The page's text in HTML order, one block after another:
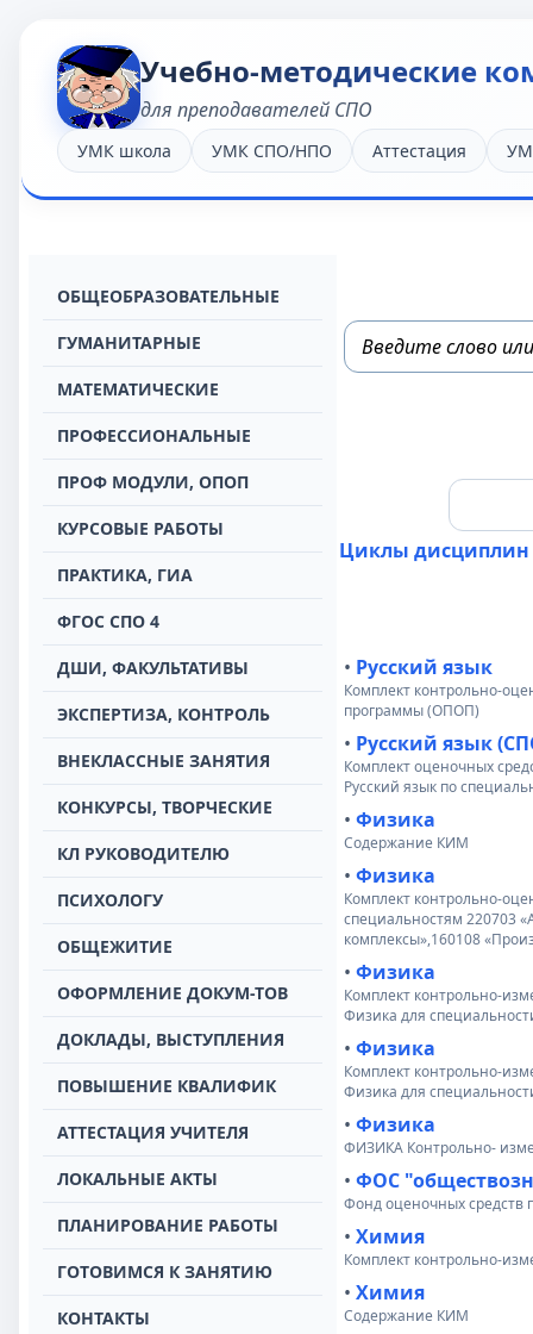
Учебно-методические
для преподавателей СПО
УМК школа УМК СПО/НПО Аттестация
OБЩЕОБРАЗОВАТЕЛЬНЫЕ
ГУМАНИТАРНЫЕ
МАТЕМАТИЧЕСКИЕ
ПРОФЕССИОНАЛЬНЫЕ
ПРОФ МОДУЛИ, ОПОП
КУРСОВЫЕ РАБОТЫ
ПРАКТИКА, ГИА
ФГОС СПО 4
ДШИ, ФАКУЛЬТАТИВЫ
ЭКСПЕРТИЗА, КОНТРОЛЬ
ВНЕКЛАССНЫЕ ЗАНЯТИЯ
КОНКУРСЫ, ТВОРЧЕСКИЕ
КЛ РУКОВОДИТЕЛЮ
ПСИХОЛОГУ
ОБЩЕЖИТИЕ
ОФОРМЛЕНИЕ ДОКУМ-ТОВ
ДОКЛАДЫ, ВЫСТУПЛЕНИЯ
ПОВЫШЕНИЕ КВАЛИФИК
АТТЕСТАЦИЯ УЧИТЕЛЯ
ЛОКАЛЬНЫЕ АКТЫ
ПЛАНИРОВАНИЕ РАБОТЫ
ГОТОВИМСЯ К ЗАНЯТИЮ
КОНТАКТЫ
Циклы дисциплин
• Русский язык
Комплект контрольно-
программы (ОПОП)
• Русский язык
Комплект оценочных
Русский язык по
• Физика
Содержание КИМ
• Физика
Комплект контрольно-
специальностям 220703
комплексы»,160108
• Физика
Комплект контрольно-
Физика для
• Физика
Комплект контрольно-
Физика для
• Физика
ФИЗИКА Контрольно-
• ФОС
Фонд оценочных средств
• Химия
Комплект контрольно-
• Химия
Содержание КИМ